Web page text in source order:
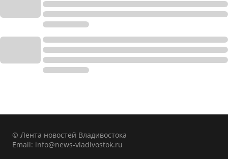
© Лента новостей Владивостока
Email: info@news-vladivostok.ru